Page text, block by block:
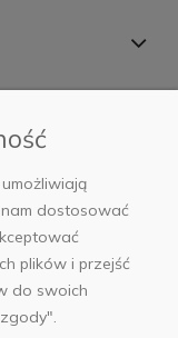
dostosować
plików i przejść
do swoich